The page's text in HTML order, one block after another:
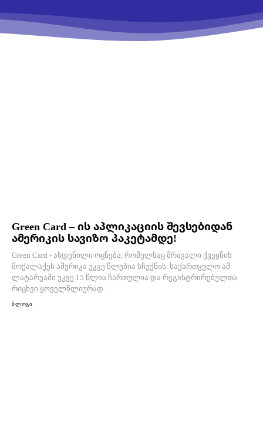
Green Card – ის აპლიკაციის შევსებიდან
ამერიკის სავიზო პაკეტამდე!
Green Card - ახდენილი ოცნება, რომელსაც მრავალი ქვეყნის
მოქალაქეს ამერიკა უკვე წლებია სჩუქნის. საქართველო ამ
ლატარეაში უკვე 15 წლია ჩართულია და რეგისტრირებულთა
რიცხვი ყოველწლიურად...
ბლოგი